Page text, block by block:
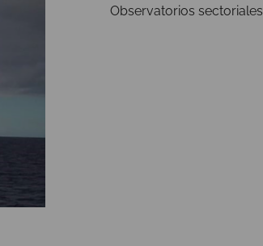
Observatorios sectoriales